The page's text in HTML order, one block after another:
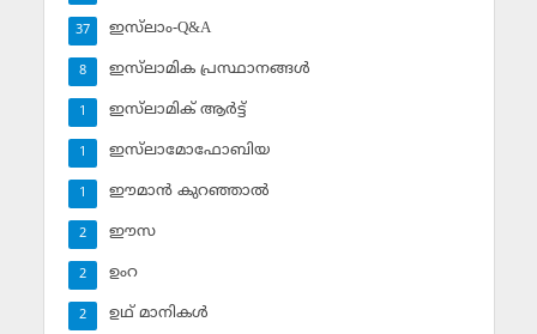
ഇസ്‌ലാം-Q&A
37
ഇസ്‌ലാമിക പ്രസ്ഥാനങ്ങള്‍
8
ഇസ്‌ലാമിക് ആര്‍ട്ട്
1
ഇസ്‌ലാമോഫോബിയ
1
ഈമാന്‍ കുറഞ്ഞാല്‍
1
ഈസ
2
ഉംറ
2
ഉഥ് മാനികള്‍
2